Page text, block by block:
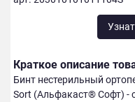
Краткое описание
Бинт нестерильный
Sort (Альфакаст® Софт) -